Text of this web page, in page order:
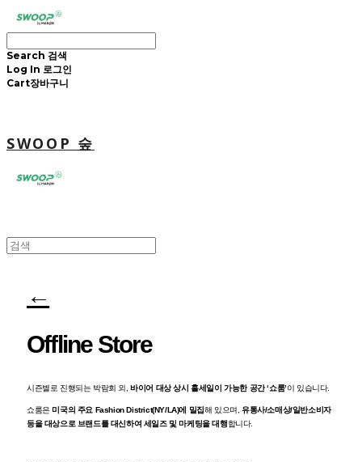
Search 검색
Log In 로그인
Cart장바구니
SWOOP 숲
←
Offline Store
시즌별로 진행되는 박람회 외,바이어 대상 상시 홀세일이 가능한 공간 ‘쇼룸’이 있습니다.
쇼룸은 미국의 주요 Fashion District(NY/LA)에 밀집해 있으며,유통사/소매상/일반소비자
등을 대상으로 브랜드를 대신하여 세일즈 및 마케팅을 대행합니다.